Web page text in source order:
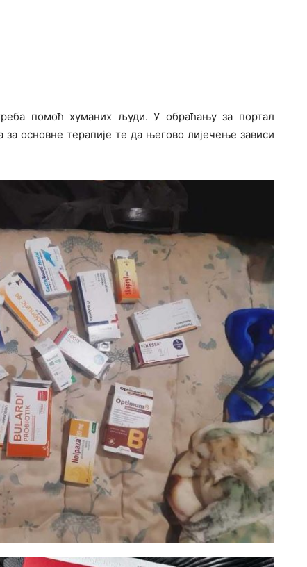
помоћ хуманих људи. У обраћању за портал
основне терапије те да његово лијечење зависи